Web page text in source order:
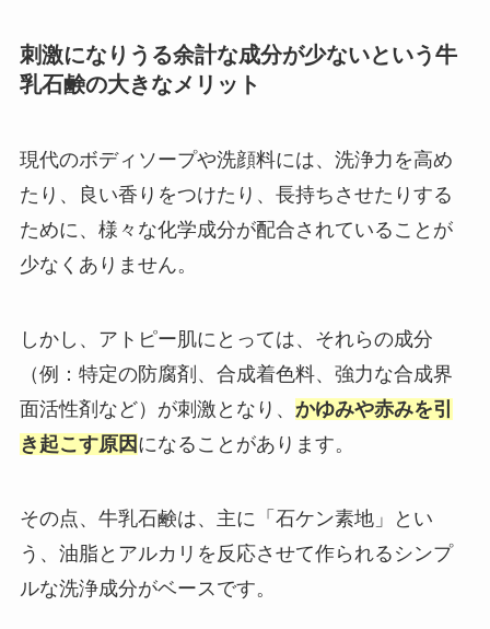
刺激になりうる余計な成分が少ないという牛
乳石鹸の大きなメリット
現代のボディソープや洗顔料には、洗浄力を高め
たり、良い香りをつけたり、長持ちさせたりする
ために、様々な化学成分が配合されていることが
少なくありません。
しかし、アトピー肌にとっては、それらの成分
（例：特定の防腐剤、合成着色料、強力な合成界
面活性剤など）が刺激となり、 かゆみや赤みを引
き起こす原因 になることがあります。
その点、牛乳石鹸は、主に「石ケン素地」とい
う、油脂とアルカリを反応させて作られるシンプ
ルな洗浄成分がベースです。